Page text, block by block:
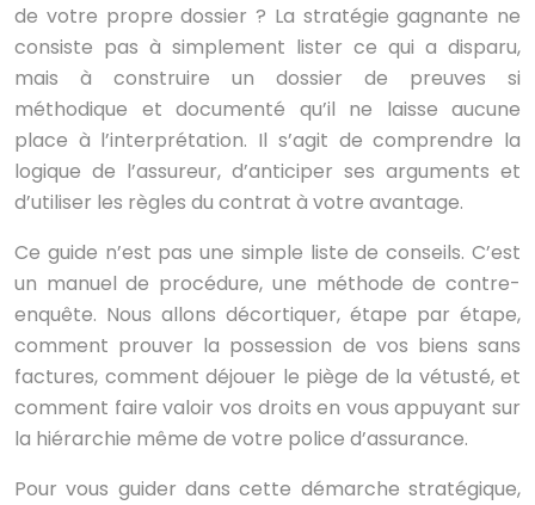
de votre propre dossier ? La stratégie gagnante ne
consiste pas à simplement lister ce qui a disparu,
mais à construire un dossier de preuves si
méthodique et documenté qu’il ne laisse aucune
place à l’interprétation. Il s’agit de comprendre la
logique de l’assureur, d’anticiper ses arguments et
d’utiliser les règles du contrat à votre avantage.
Ce guide n’est pas une simple liste de conseils. C’est
un manuel de procédure, une méthode de contre-
enquête. Nous allons décortiquer, étape par étape,
comment prouver la possession de vos biens sans
factures, comment déjouer le piège de la vétusté, et
comment faire valoir vos droits en vous appuyant sur
la hiérarchie même de votre police d’assurance.
Pour vous guider dans cette démarche stratégique,